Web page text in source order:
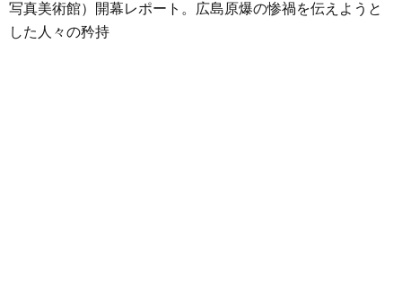
写真美術館）開幕レポート。広島原爆の惨禍を伝えようと
した人々の矜持